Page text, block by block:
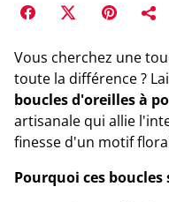
Vous cherchez une
toute la différence ?
boucles d'oreilles à
artisanale qui allie
finesse d'un motif
Pourquoi ces